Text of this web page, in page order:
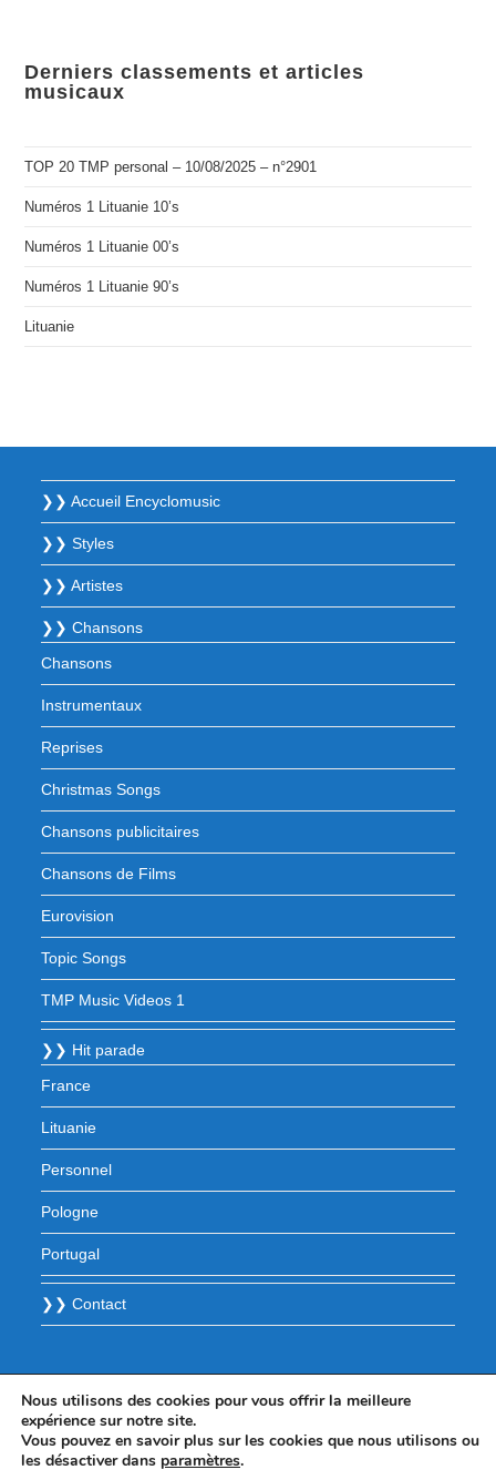
Derniers classements et articles
musicaux
TOP 20 TMP personal – 10/08/2025 – n°2901
Numéros 1 Lituanie 10’s
Numéros 1 Lituanie 00’s
Numéros 1 Lituanie 90’s
Lituanie
❯❯ Accueil Encyclomusic
❯❯ Styles
❯❯ Artistes
❯❯ Chansons
Chansons
Instrumentaux
Reprises
Christmas Songs
Chansons publicitaires
Chansons de Films
Eurovision
Topic Songs
TMP Music Videos 1
❯❯ Hit parade
France
Lituanie
Personnel
Pologne
Portugal
❯❯ Contact
Nous utilisons des cookies pour vous offrir la meilleure
expérience sur notre site.
Vous pouvez en savoir plus sur les cookies que nous utilisons ou
les désactiver dans paramètres.